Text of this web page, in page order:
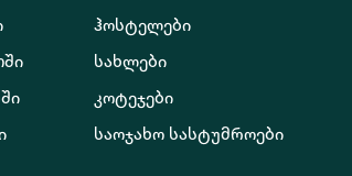
ჰოსტელები
სახლები
კოტეჯები
საოჯახო სასტუმროები